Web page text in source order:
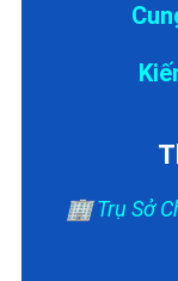
🏢 Trụ Sở